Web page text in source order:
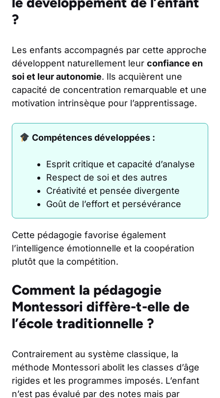
?
Les enfants accompagnés par cette approche
développent naturellement leur confiance en
soi et leur autonomie. Ils acquièrent une
capacité de concentration remarquable et une
motivation intrinsèque pour l’apprentissage.
Compétences développées :
Esprit critique et capacité d’analyse
Respect de soi et des autres
Créativité et pensée divergente
Goût de l’effort et persévérance
Cette pédagogie favorise également
l’intelligence émotionnelle et la coopération
plutôt que la compétition.
Comment la pédagogie
Montessori diffère-t-elle de
l’école traditionnelle ?
Contrairement au système classique, la
méthode Montessori abolit les classes d’âge
rigides et les programmes imposés. L’enfant
n’est pas évalué par des notes mais par